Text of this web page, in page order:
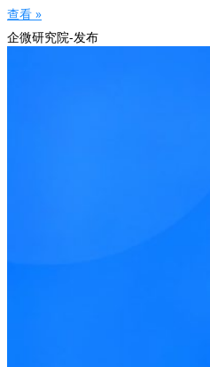
查看 »
企微研究院-发布